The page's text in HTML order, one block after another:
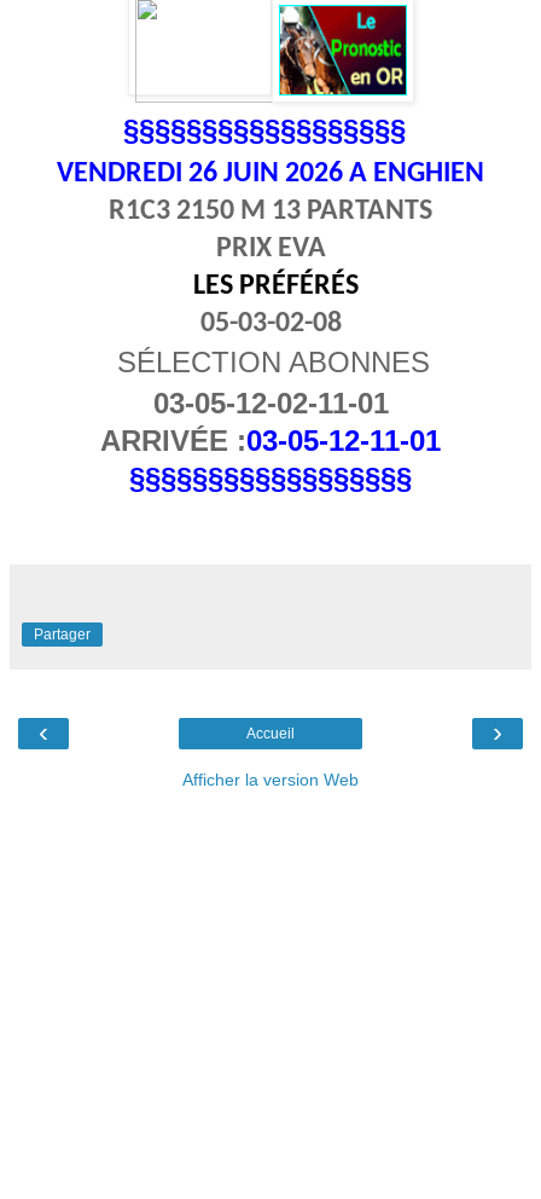
§§§§§§§§§§§§§§§§§§
VENDREDI 26 JUIN 2026 A ENGHIEN
R1C3 2150 M 13 PARTANTS
PRIX EVA
LES PRÉFÉRÉS
05-03-02-08
SÉLECTION ABONNES
03-05-12-02-11-01
ARRIVÉE :03-05-12-11-01
§§§§§§§§§§§§§§§§§§
Partager
‹ ›
Accueil
Afficher la version Web